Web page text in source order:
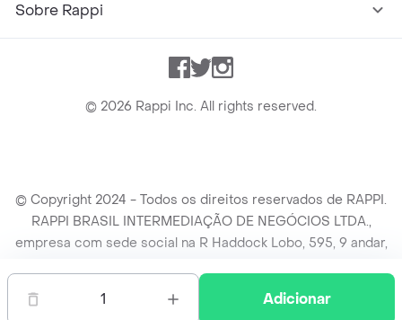
1 Adicionar
Sobre Rappi
Facebook
TwitterInstagram
© 2026 Rappi Inc. All rights reserved.
© Copyright 2024 - Todos os direitos reservados de RAPPI.
RAPPI BRASIL INTERMEDIAÇÃO DE NEGÓCIOS LTDA.,
empresa com sede social na R Haddock Lobo, 595, 9 andar,